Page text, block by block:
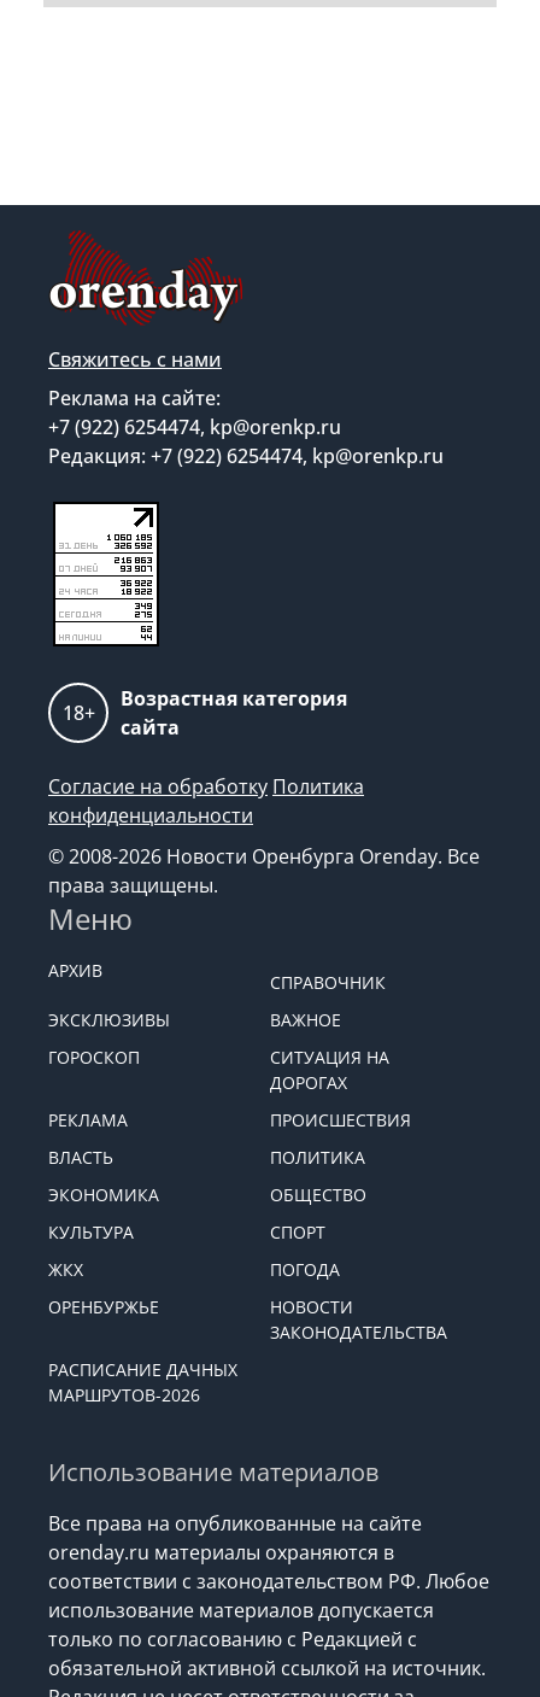
Свяжитесь с нами
Реклама на сайте:
+7 (922) 6254474, kp@orenkp.ru
Редакция: +7 (922) 6254474, kp@orenkp.ru
18+
Возрастная категория
сайта
Согласие на обработку Политика
конфиденциальности
© 2008-2026 Новости Оренбурга Orenday. Все
права защищены.
Меню
АРХИВ
СПРАВОЧНИК
ЭКСКЛЮЗИВЫ
ВАЖНОЕ
ГОРОСКОП
СИТУАЦИЯ НА
ДОРОГАХ
РЕКЛАМА
ПРОИСШЕСТВИЯ
ВЛАСТЬ
ПОЛИТИКА
ЭКОНОМИКА
ОБЩЕСТВО
КУЛЬТУРА
СПОРТ
ЖКХ
ПОГОДА
ОРЕНБУРЖЬЕ
НОВОСТИ
ЗАКОНОДАТЕЛЬСТВА
РАСПИСАНИЕ ДАЧНЫХ
МАРШРУТОВ-2026
Использование материалов
Все права на опубликованные на сайте
orenday.ru материалы охраняются в
соответствии с законодательством РФ. Любое
использование материалов допускается
только по согласованию с Редакцией с
обязательной активной ссылкой на источник.